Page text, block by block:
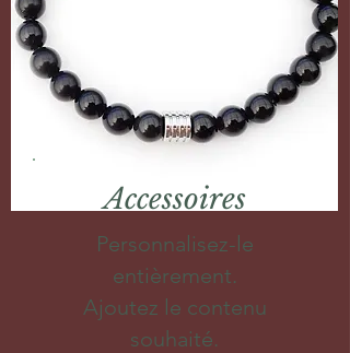
Accessoires
Personnalisez-le
entièrement.
Ajoutez le contenu
souhaité.